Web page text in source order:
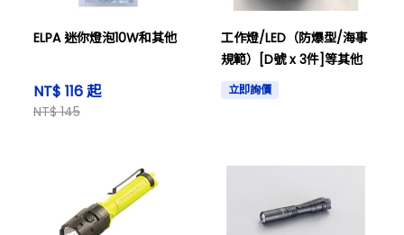
ELPA 迷你燈泡10W和其他
NT$ 116 起
NT$ 145
工作燈/LED（防爆型/海事
規範）[D號 x 3件]等其他
立即詢價